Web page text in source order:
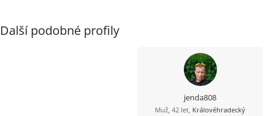
Další podobné profily
jenda808
Muž, 42 let, Královéhradecký